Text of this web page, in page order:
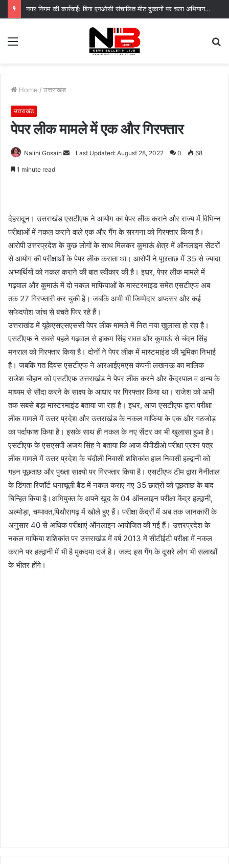
नगर निगम की कार्रवाई: बिना एनओसी संचालित मीट दुकानों पर चला अभियान, 45250 रुपये का चालान
Menu
Home / उत्तराखंड
उत्तराखंड
पेपर लीक मामले में एक और गिरफ्तार
Nalini Gosain
SendLast Updated: August 28, 2022 0 68
1 minute read
देहरादून। उत्तराखंड एसटीएफ ने आयोग का पेपर लीक कराने और राज्य में विभिन्न
परीक्षाओं में नकल कराने वाले एक और गैंग के सरगना को गिरफ्तार किया है।
आरोपी उत्तरप्रदेश के कुछ लोगों के साथ मिलकर कुमाऊं क्षेत्र में ऑनलाइन सेंटरों
से आयोग की परीक्षाओं के पेपर लीक कराता था। आरोपी ने पूछताछ में 35 से ज्यादा
अभ्यर्थियों को नकल कराने की बात स्वीकार की है। इधर, पेपर लीक मामले में
गढ़वाल और कुमाऊं में दो नकल माफियाओं के मास्टरमाइंड समेत एसटीएफ अब
तक 27 गिरफ्तारी कर चुकी है। जबकि अभी भी जिम्मेदार अफसर और कई
सफेदपोश जांच से बचते फिर रहे हैं।
उत्तराखंड में यूकेएसएसएससी पेपर लीक मामले में नित नया खुलासा हो रहा है।
एसटीएफ ने सबसे पहले गढ़वाल से हाकम सिंह रावत और कुमाऊं से चंदन सिंह
मनराल को गिरफ्तार किया है। दोनों ने पेपर लीक में मास्टमाइंड की भूमिका निभाई
है। जबकि गत दिवस एसटीएफ ने आरआईएमएस कंपनी लखनऊ का मालिक
राजेश चौहान को एसटीएफ उत्तराखंड ने पेपर लीक करने और केंद्रपाल व अन्य के
माध्यम से सौदा करने के साक्ष्य के आधार पर गिरफ्तार किया था। राजेश को अभी
तक सबसे बड़ा मास्टरमाइंड बताया जा रहा है। इधर, आज एसटीएफ द्वारा परीक्षा
लीक मामले में उत्तर प्रदेश और उत्तराखंड के नकल माफिया के एक और गठजोड़
का पर्दाफाश किया है। इसके साथ ही नकल के नए सेंटर का भी खुलासा हुआ है।
एसटीएफ के एसएसपी अजय सिंह ने बताया कि आज वीपीडीओ परीक्षा प्रश्न पत्र
लीक मामले में उत्तर प्रदेश के चंदौली निवासी शशिकांत हाल निवासी हल्द्वानी को
गहन पूछताछ और पुख्ता साक्ष्यो पर गिरफ्तार किया है। एसटीएफ टीम द्वारा नैनीताल
के डिंगता रिजॉर्ट धनाचूली बैंड में नकल कराए गए 35 छात्रों को पूछताछ के बाद
चिन्हित किया है।अभियुक्त के अपने खुद के 04 ऑनलाइन परीक्षा केंद्र हल्द्वानी,
अल्मोड़ा, चम्पावत,पिथौरागढ़ में खोले हुए हैं। परीक्षा केंद्रों में अब तक जानकारी के
अनुसार 40 से अधिक परीक्षाएं ऑनलाइन आयोजित की गई हैं। उत्तरप्रदेश के
नकल माफिया शशिकांत पर उत्तराखंड में वर्ष 2013 में सीटीईटी परीक्षा में नकल
कराने पर हल्द्वानी में भी है मुकदमा दर्ज है। जल्द इस गैंग के दूसरे लोग भी सलाखों
के भीतर होंगे।